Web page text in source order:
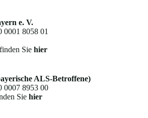
e. V.
8058 01
Sie hier
ALS-Betroffene)
0007 8953 00
Sie hier